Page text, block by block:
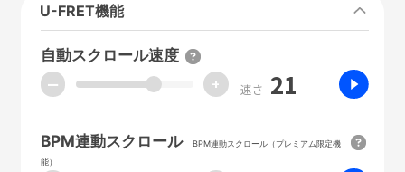
U-FRET機能
自動スクロール速度
ー + 速さ 21
BPM連動スクロール
BPM連動スクロール（プレミアム限定機
能）